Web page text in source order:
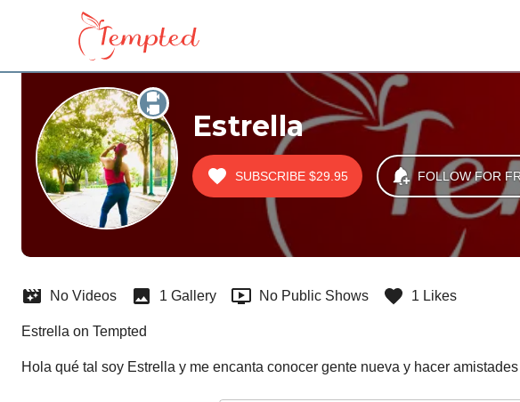
Estrella
SUBSCRIBE $29.95 FOLLOW FOR
No Videos 1 Gallery No Public Shows 1 Likes
Estrella on Tempted
Hola qué tal soy Estrella y me encanta conocer gente nueva y hacer